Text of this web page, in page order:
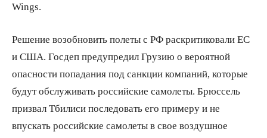
Wings.
Решение возобновить полеты с РФ раскритиковали ЕС
и США. Госдеп предупредил Грузию о вероятной
опасности попадания под санкции компаний, которые
будут обслуживать российские самолеты. Брюссель
призвал Тбилиси последовать его примеру и не
впускать российские самолеты в свое воздушное